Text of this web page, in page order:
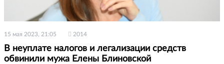
15 мая 2023, 21:05 2014
В неуплате налогов и легализации средств
обвинили мужа Елены Блиновской